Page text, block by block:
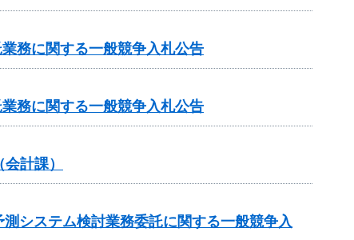
務に関する一般競争入札公告
務に関する一般競争入札公告
計課）
システム検討業務委託に関する一般競争入